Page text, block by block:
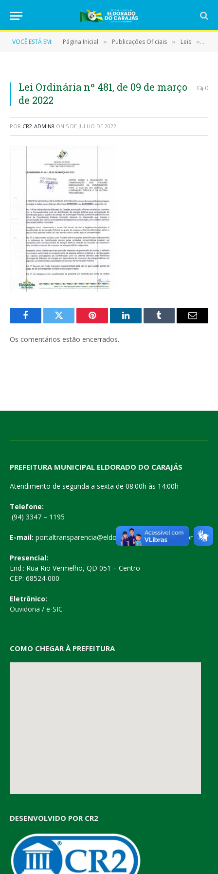
VOCÊ ESTÁ EM: Página Inicial » Publicações Oficiais » Leis »
Lei Ordinária nº 481, de 09 de março
de 2022
0
POR CR2-ADMIN8 ON 5 DE JULHO DE 2022
FacebookTwitter Pinterest LinkedInTumblr
E-
Os comentários estão encerrados.
PREFEITURA MUNICIPAL ELDORADO DO CARAJÁS
Atendimento de segunda a sexta de 08:00h às 14:00h
Telefone:
(94) 3347 – 1195
E-mail: portaltransparencia@eldoradodocarajas.pa.gov.br
Presencial:
End.: Rua Rio Vermelho, QD 051 – Centro
CEP: 68524-000
Eletrônico:
Ouvidoria / e-SIC
COMO CHEGAR À PREFEITURA
DESENVOLVIDO POR CR2